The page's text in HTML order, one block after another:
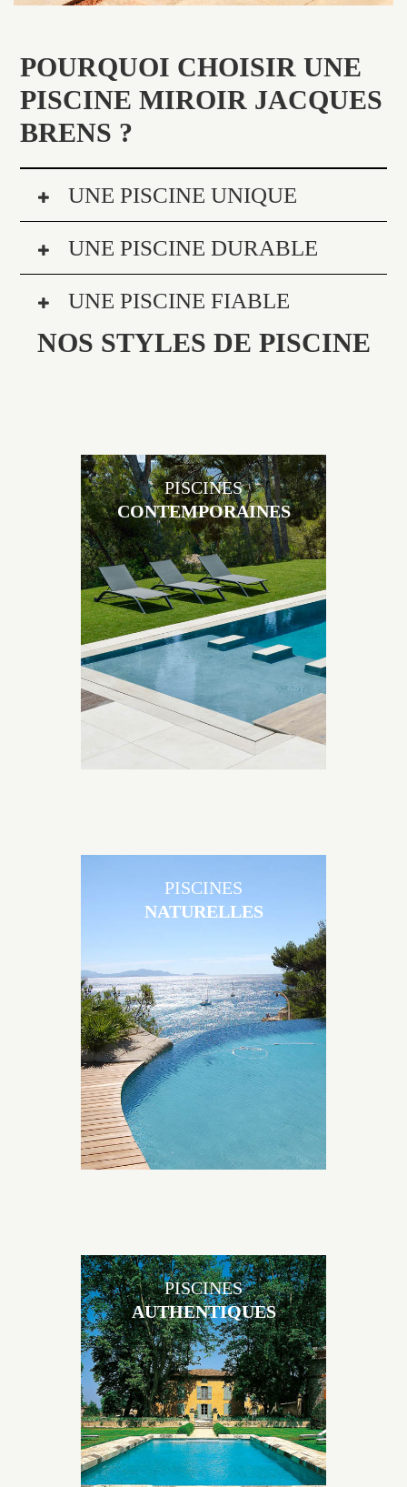
POURQUOI CHOISIR UNE
PISCINE MIROIR JACQUES
BRENS ?
UNE PISCINE UNIQUE
UNE PISCINE DURABLE
UNE PISCINE FIABLE
NOS STYLES DE PISCINE
Les piscines en béton contemporaines Jacques
Brens sont uniques grâce au large choix de
matériaux et de revêtements et les nombreuses
options disponibles, miroir, couloir de nage, plage
immergée, débordement.
PISCINES
CONTEMPORAINES
Les piscines en béton naturelles Jacques Brens sont
originales, elles s’intègrent parfaitement à leur
environnement grâce à un jeu de volume et de
matière sur-mesure conçu par notre bureau d’étude
spécialisé.
PISCINES
NATURELLES
Les piscines en béton authentiques Jacques Brens se
démarquent par la noblesse des matériaux
utilisés pour garder un aspect ancien, retrouver une
patine naturelle ou créer un ornement de pierres de
taille.
PISCINES
AUTHENTIQUES